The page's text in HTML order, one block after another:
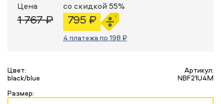
Цена
1 767 ₽
со скидкой 55%
795 ₽
4 платежа по 198 ₽
Цвет:
black/blue
Артикул:
NBF21U4M
Размер: